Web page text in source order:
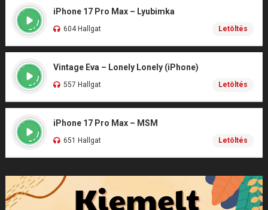
iPhone 17 Pro Max – Lyubimka
604 Hallgat Letöltés
Vintage Eva – Lonely Lonely (iPhone)
557 Hallgat Letöltés
iPhone 17 Pro Max – MSM
651 Hallgat Letöltés